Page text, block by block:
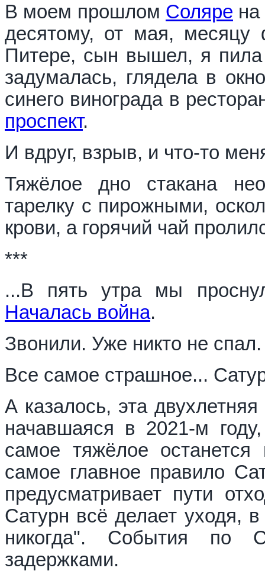
В моем прошлом Соляре на
десятому, от мая,
Питере, сын вышел, я пила
задумалась, глядела в
синего винограда в
проспект.
И вдруг, взрыв, и что-то
Тяжёлое дно стакана
тарелку с пирожными,
крови, а горячий чай
***
...В пять утра мы
Началась война.
Звонили. Уже никто не
Все самое страшное...
А казалось, эта
начавшаяся в 2021-м
самое тяжёлое
самое главное правило
предусматривает пути
Сатурн всё делает уходя,
никогда". События по
задержками.